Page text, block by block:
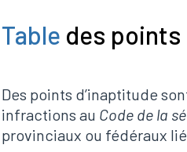
Table des points
Des points d’inaptitude
infractions au Code de la
provinciaux ou fédéraux